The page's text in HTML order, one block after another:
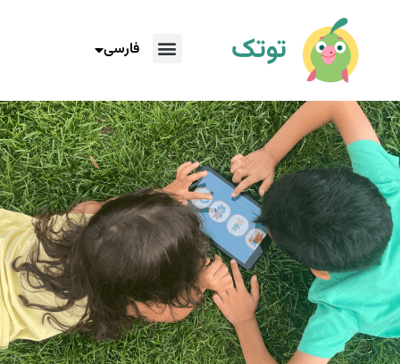
فارسی
English